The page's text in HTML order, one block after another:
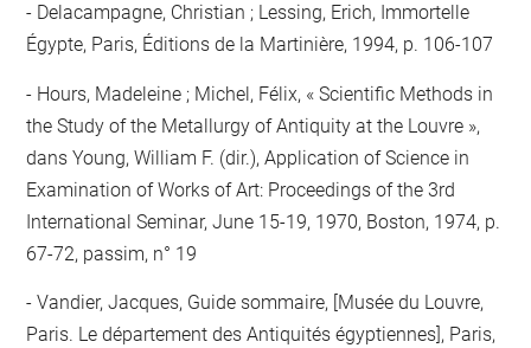
Delacampagne, Christian ; Lessing, Erich, Immortelle
Égypte, Paris, Éditions de la Martinière, 1994, p. 106-107
Hours, Madeleine ; Michel, Félix, « Scientific Methods in
the Study of the Metallurgy of Antiquity at the Louvre »,
dans Young, William F. (dir.), Application of Science in
Examination of Works of Art: Proceedings of the 3rd
International Seminar, June 15-19, 1970, Boston, 1974, p.
67-72, passim, n° 19
Vandier, Jacques, Guide sommaire, [Musée du Louvre,
Paris. Le département des Antiquités égyptiennes], Paris,